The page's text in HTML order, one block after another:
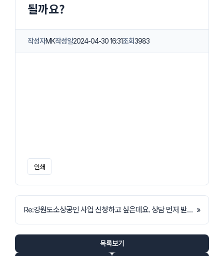
될까요?
작성자MK작성일2024-04-30 16:31조회3983
인쇄
Re:강원도소상공인 사업 신청하고 싶은데요. 상담 먼저 받아봐도 될까요? »
목록보기